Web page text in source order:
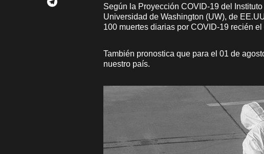
Según la Proyección COVID-19 del
Universidad de Washington (UW), de
100 muertes diarias por COVID-19 recién el
También pronostica que para el 01 de
nuestro país.